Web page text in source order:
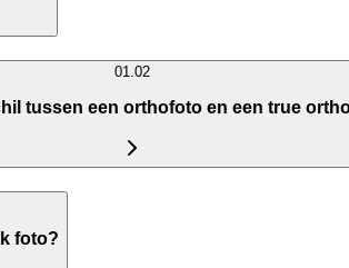
01.02
tussen een orthofoto en een true
foto?